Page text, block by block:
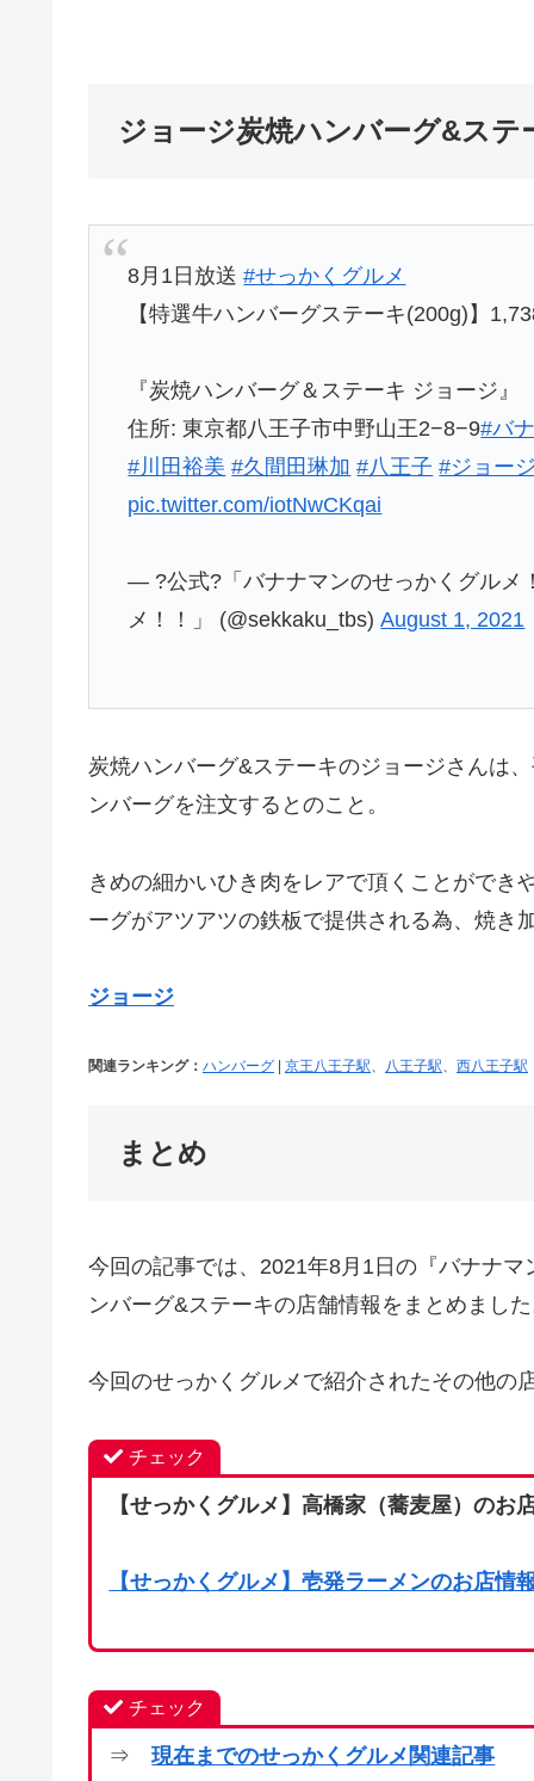
ジョージ炭焼ハンバーグ&ステ
8月1日放送#せっかくグルメ
【特選牛ハンバーグステーキ(200g)】
『炭焼ハンバーグ＆ステーキ ジョージ』
住所: 東京都八王子市中野山王2−8−9#バ
#川田裕美 #久間田琳加 #八王子 #ジョー
pic.twitter.com/iotNwCKqai
— ?公式?「バナナマンのせっかくグルメ
メ！！」 (@sekkaku_tbs)August 1, 2021
炭焼ハンバーグ&ステーキのジョージさんは
ンバーグを注文するとのこと。
きめの細かいひき肉をレアで頂くことができ
ーグがアツアツの鉄板で提供される為、焼き
ジョージ
関連ランキング： ハンバーグ 京王八王子駅、 八王子駅、 西八王子駅
まとめ
今回の記事では、2021年8月1日の『バナナ
ンバーグ&ステーキの店舗情報をまとめまし
今回のせっかくグルメで紹介されたその他
チェック
【せっかくグルメ】高橋家（蕎麦屋）のお
【せっかくグルメ】壱発ラーメンのお店情
チェック
⇒現在までのせっかくグルメ関連記事